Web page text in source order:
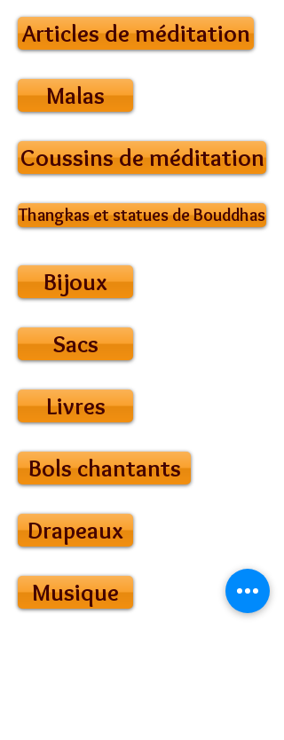
Articles de méditation
Malas
Coussins de méditation
Thangkas et statues de Bouddhas
Bijoux
Sacs
Livres
Bols chantants
Drapeaux
Musique